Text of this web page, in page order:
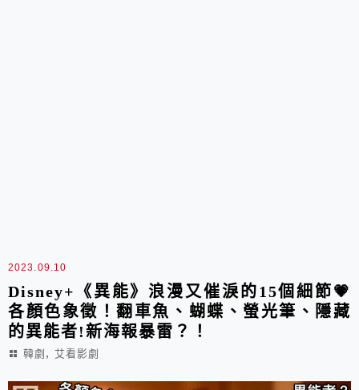
2023.09.10
Disney+《異能》浪漫又催淚的15個細節💗
各顏色象徵！翻車魚、蝴蝶、螢光筆、隱藏
的異能者!新海報暴雷？！
韓劇 , 艾看影劇